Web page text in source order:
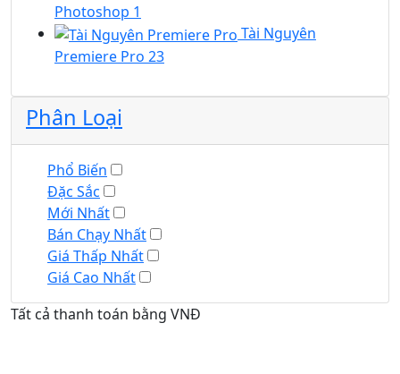
Photoshop 1
Tài Nguyên
Premiere Pro 23
Phân Loại
Phổ Biến
Đặc Sắc
Mới Nhất
Bán Chạy Nhất
Giá Thấp Nhất
Giá Cao Nhất
Tất cả thanh toán bằng VNĐ